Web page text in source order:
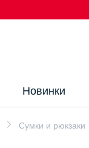
Новинки
Сумки и рюкзаки